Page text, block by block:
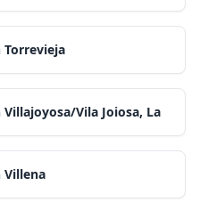
Torrevieja
Vila Joiosa, La
Villena